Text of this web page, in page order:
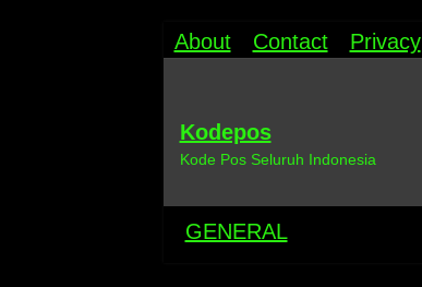
About Contact Privacy
Kodepos
Kode Pos Seluruh Indonesia
GENERAL